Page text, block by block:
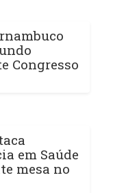
Congresso
em Saúde
mesa no